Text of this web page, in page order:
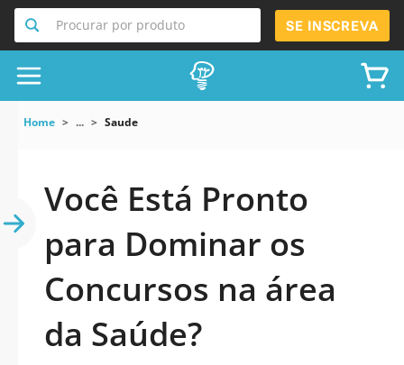
Procurar por produto SE INSCREVA
Home ... Saude
Você Está Pronto
para Dominar os
Concursos na área
da Saúde?